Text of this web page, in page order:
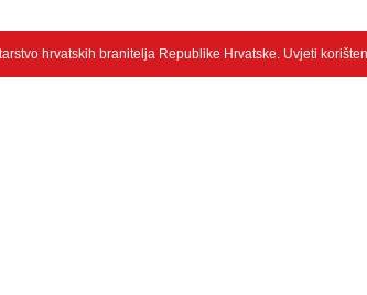
hrvatskih branitelja Republike Hrvatske. Uvjeti